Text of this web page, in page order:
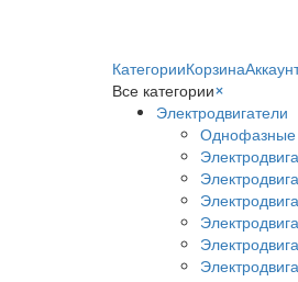
КатегорииКорзина
Все категории×
Электродвигатели
Однофазные